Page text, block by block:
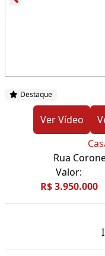
Destaque
Ver Vídeo
Rua
Valor:
R$ 3.950.000